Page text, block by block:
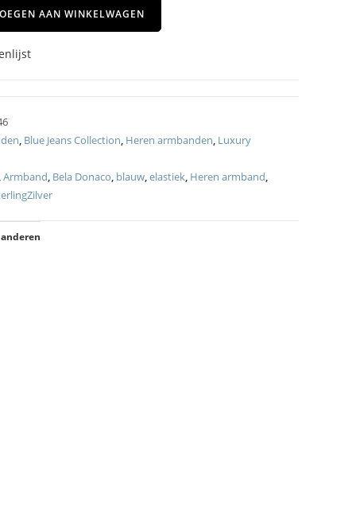
AAN WINKELWAGEN
, Blue Jeans Collection, Heren armbanden, Luxury
,Armband, Bela Donaco, blauw,elastiek, Heren armband,